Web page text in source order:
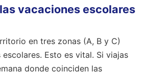
vacaciones escolares
en tres zonas (A, B y C)
Esto es vital. Si viajas
donde coinciden las